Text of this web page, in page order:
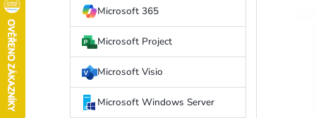
r
a
n
Microsoft 365
Microsoft Project
Microsoft Visio
Microsoft Windows Server